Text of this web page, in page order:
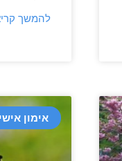
להמשך
אימון אישי